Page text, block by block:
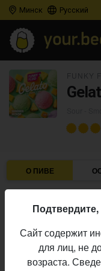
Минск Русский
О ПИВЕ
Пивоварня:
Алкоголь:
Начало
выпуска:
Сайт содержит
для лиц, не
возраста.